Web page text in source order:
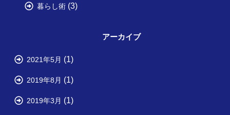
暮らし術 (3)
アーカイブ
2021年5月 (1)
2019年8月 (1)
2019年3月 (1)